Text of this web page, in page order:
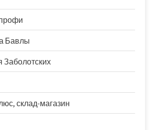
Бавлы
Заболотских
склад-магазин